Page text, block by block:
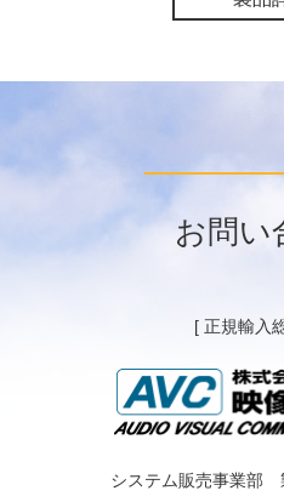
お問い
[ 正規輸入
システム販売事業部